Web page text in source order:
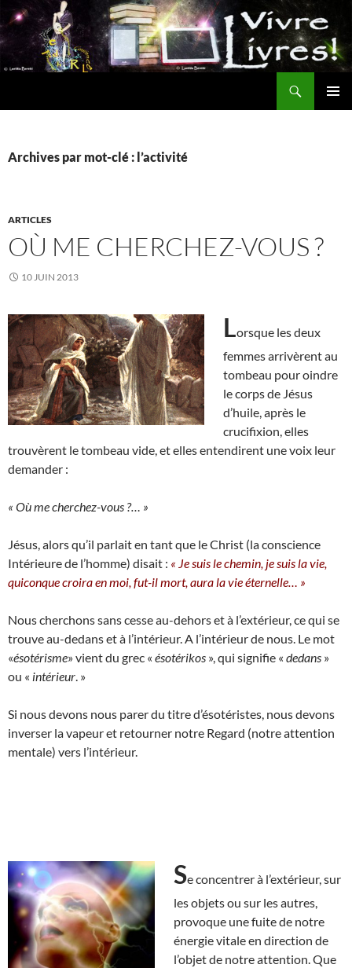
Aller
au
contenu
Archives par mot-clé : l’activité
ARTICLES
OÙ ME CHERCHEZ-VOUS ?
10 JUIN 2013
Lorsque les deux
femmes arrivèrent au
tombeau pour oindre
le corps de Jésus
d’huile, après le
crucifixion, elles
trouvèrent le tombeau vide, et elles entendirent une voix leur
demander :
« Où me cherchez-vous ?… »
Jésus, alors qu’il parlait en tant que le Christ (la conscience
Intérieure de l’homme) disait : « Je suis le chemin, je suis la vie,
quiconque croira en moi, fut-il mort, aura la vie éternelle… »
Nous cherchons sans cesse au-dehors et à l’extérieur, ce qui se
trouve au-dedans et à l’intérieur. A l’intérieur de nous. Le mot
«ésotérisme» vient du grec « ésotérikos », qui signifie « dedans »
ou « intérieur . »
Si nous devons nous parer du titre d’ésotéristes, nous devons
inverser la vapeur et retourner notre Regard (notre attention
mentale) vers l’intérieur.
Se concentrer à l’extérieur, sur
les objets ou sur les autres,
provoque une fuite de notre
énergie vitale en direction de
l’objet de notre attention. Que